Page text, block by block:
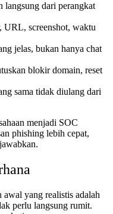
langsung dari perangkat
URL, screenshot, waktu
jelas, bukan hanya chat
blokir domain, reset
sama tidak diulang dari
menjadi SOC
phishing lebih cepat,
yang realistis adalah
perlu langsung rumit.